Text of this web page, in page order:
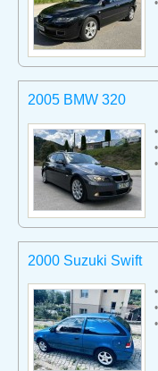
2005 BMW 320
•
•
2000 Suzuki Swift
•
•